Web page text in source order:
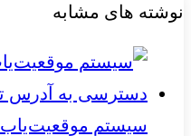
نوشته های مشابه
سیستم